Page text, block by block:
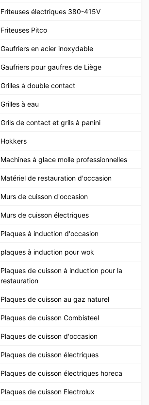
Friteuses électriques 380-415V
Friteuses Pitco
Gaufriers en acier inoxydable
Gaufriers pour gaufres de Liège
Grilles à double contact
Grilles à eau
Grils de contact et grils à panini
Hokkers
Machines à glace molle professionnelles
Matériel de restauration d'occasion
Murs de cuisson d'occasion
Murs de cuisson électriques
Plaques à induction d'occasion
plaques à induction pour wok
Plaques de cuisson à induction pour la
restauration
Plaques de cuisson au gaz naturel
Plaques de cuisson Combisteel
Plaques de cuisson d'occasion
Plaques de cuisson électriques
Plaques de cuisson électriques horeca
Plaques de cuisson Electrolux